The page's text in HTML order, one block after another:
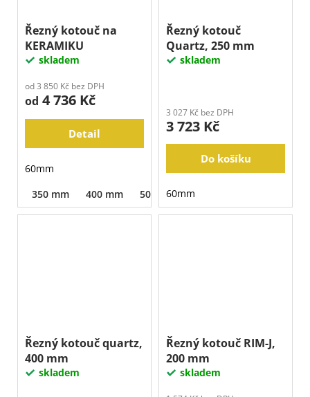
Řezný kotouč na
KERAMIKU
skladem
od 3 850 Kč bez DPH
od 4 736 Kč
Detail
60mm
350 mm
400 mm 500 mm
Řezný kotouč
Quartz, 250 mm
skladem
3 027 Kč bez DPH
3 723 Kč
Do košíku
60mm
Řezný kotouč quartz,
400 mm
skladem
Řezný kotouč RIM-J,
200 mm
skladem